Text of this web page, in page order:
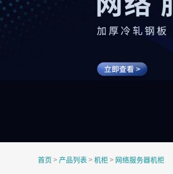
首页 > 产品列表 > 机柜 > 网络服务器机柜